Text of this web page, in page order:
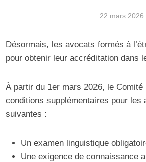
22 mars 2026
Désormais, les avocats formés à
pour obtenir leur accréditation dans
À partir du 1er mars 2026, le Comité
conditions supplémentaires pour les
suivantes :
Un examen linguistique
Une exigence de connaissance